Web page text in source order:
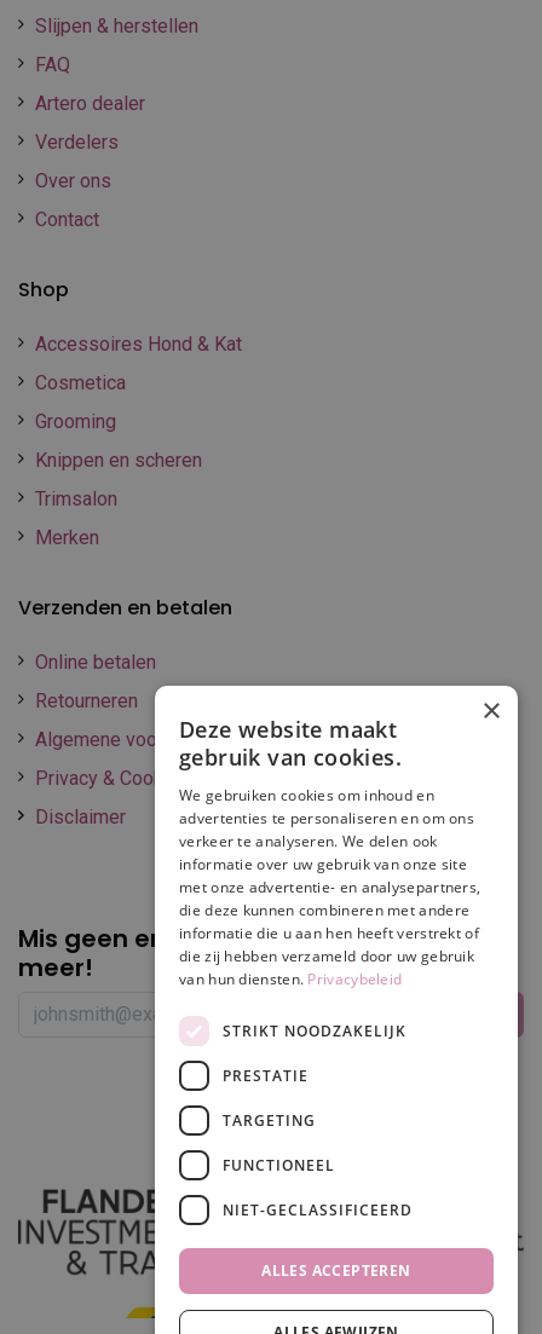
Slijpen & herstellen
FAQ
Artero dealer
Verdelers
Over ons
Contact
Shop
Accessoires Hond & Kat
Cosmetica
Grooming
Knippen en scheren
Trimsalon
Merken
Verzenden en betalen
Online betalen
Retourneren
Algemene voorwaarden
Privacy & Cookie policy
Disclaimer
Mis geen enkelepromotie of korting
meer!
×
Deze website maakt
gebruik van cookies.
We gebruiken cookies om inhoud en
advertenties te personaliseren en om ons
verkeer te analyseren. We delen ook
informatie over uw gebruik van onze site
met onze advertentie- en analysepartners,
die deze kunnen combineren met andere
informatie die u aan hen heeft verstrekt of
die zij hebben verzameld door uw gebruik
van hun diensten. Privacybeleid
STRIKT NOODZAKELIJK
PRESTATIE
TARGETING
FUNCTIONEEL
NIET-GECLASSIFICEERD
ALLES ACCEPTEREN